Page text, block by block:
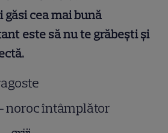
găsi cea mai bună
este să nu te grăbeşti și
noroc întâmplător